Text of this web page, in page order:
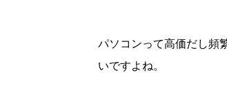
パソコンって高価だし頻
いですよね。